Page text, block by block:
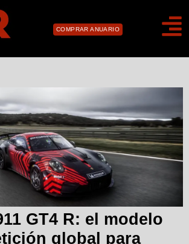
COMPRAR ANUARIO
GT4 R: el modelo
global para